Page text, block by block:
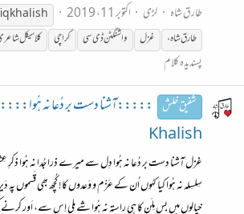
طارق شاہ
لڑی اکتوبر 11، 2019 khalish
طارق شاہ،
غزل واشنگٹن ڈی سی کراچی کلاسیکل
پسندیدہ کلام
شفیق خلش
Khalish
غزل آشنا دست بر دُعا نہ ہُوا دِل سے میرے ذرا جُدا نہ ہُوا ذکرِ
سِلسِلہ نہ ہُوا کیا کہُوں اُن کے عَزْم و وَعدوں کا! کُچھ بھی قَسموں
خیالوں میں بس مِلَن کا ہی راستہ نہ ہُوا شے مِلی اِس سے، اَور